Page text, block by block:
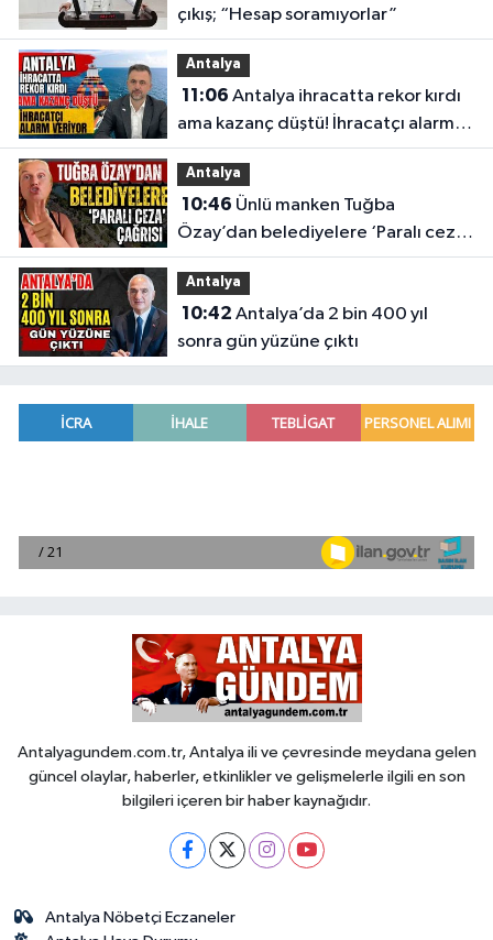
çıkış; “Hesap soramıyorlar”
Antalya
11:06
ama kazanç düştü! İhracatçı alarm
veriyor
Antalya
10:46
Özay’dan belediyelere ‘Paralı ceza’
çağrısı
Antalya
10:42
sonra gün yüzüne çıktı
Antalyagundem.com.tr, Antalya ili ve çevresinde meydana gelen
güncel olaylar, haberler, etkinlikler ve gelişmelerle ilgili en son
bilgileri içeren bir haber kaynağıdır.
Antalya Nöbetçi Eczaneler